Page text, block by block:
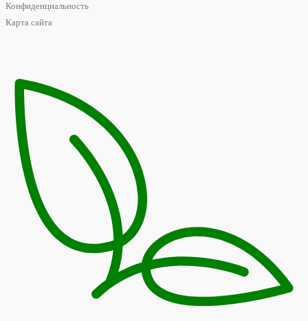
Конфиденциальность
Карта сайта